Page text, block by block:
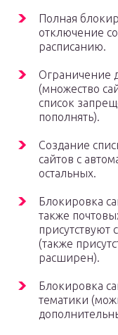
Полная
отключение
расписанию.
Ограничение
(множество
список
пополнять).
Создание
сайтов с
остальных.
Блокировка
также
присутствуют
(также
расширен).
Блокировка
тематики